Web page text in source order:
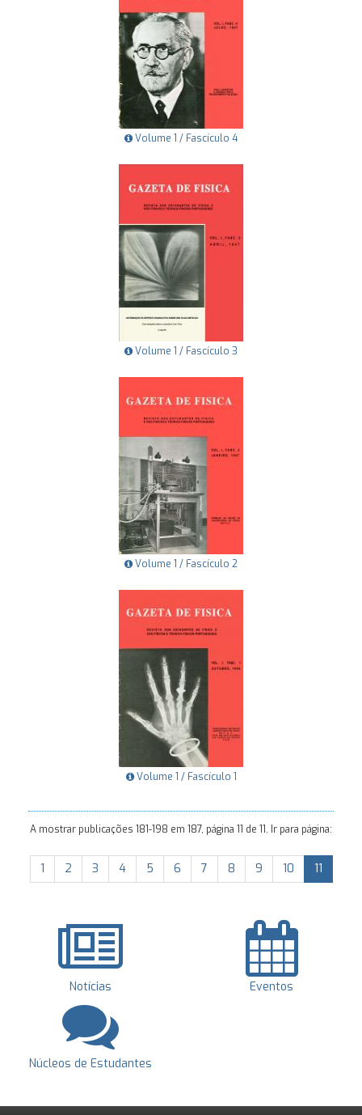
Volume 1 / Fascículo 4
Volume 1 / Fascículo 3
Volume 1 / Fascículo 2
Volume 1 / Fascículo 1
A mostrar publicações 181-198 em 187, página 11 de 11. Ir para página:
1 2 3 4 5 6 7 8 9 10 11
Notícias Eventos
Núcleos de Estudantes